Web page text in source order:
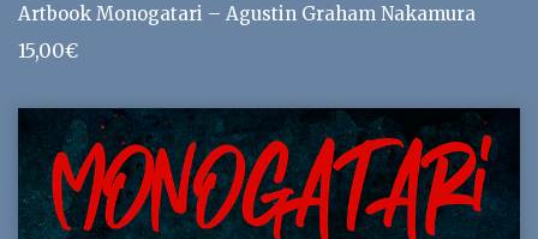
Artbook Monogatari – Agustin Graham Nakamura
15,00€